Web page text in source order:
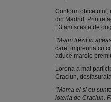
Conform obiceiului,
din Madrid. Printre
13 ani si este de
"M-am trezit in
care, impreuna cu
aduce marele
Lorena a mai
Craciun,
"Mama ei si eu
loteria de Craciun.